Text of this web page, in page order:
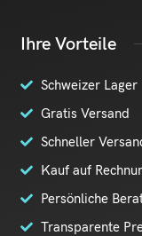
Ihre Vorteile
Schweizer Lager
Gratis Versand
Schneller
Kauf auf
Persönliche
Transparente